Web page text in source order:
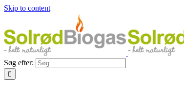
Skip to content
Søg efter: